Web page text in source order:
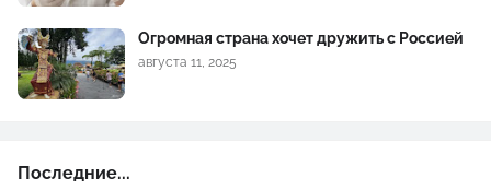
Огромная страна хочет дружить с Россией
августа 11, 2025
Последние...